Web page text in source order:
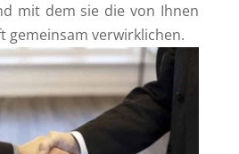
mit dem sie die von Ihnen
gemeinsam verwirklichen.